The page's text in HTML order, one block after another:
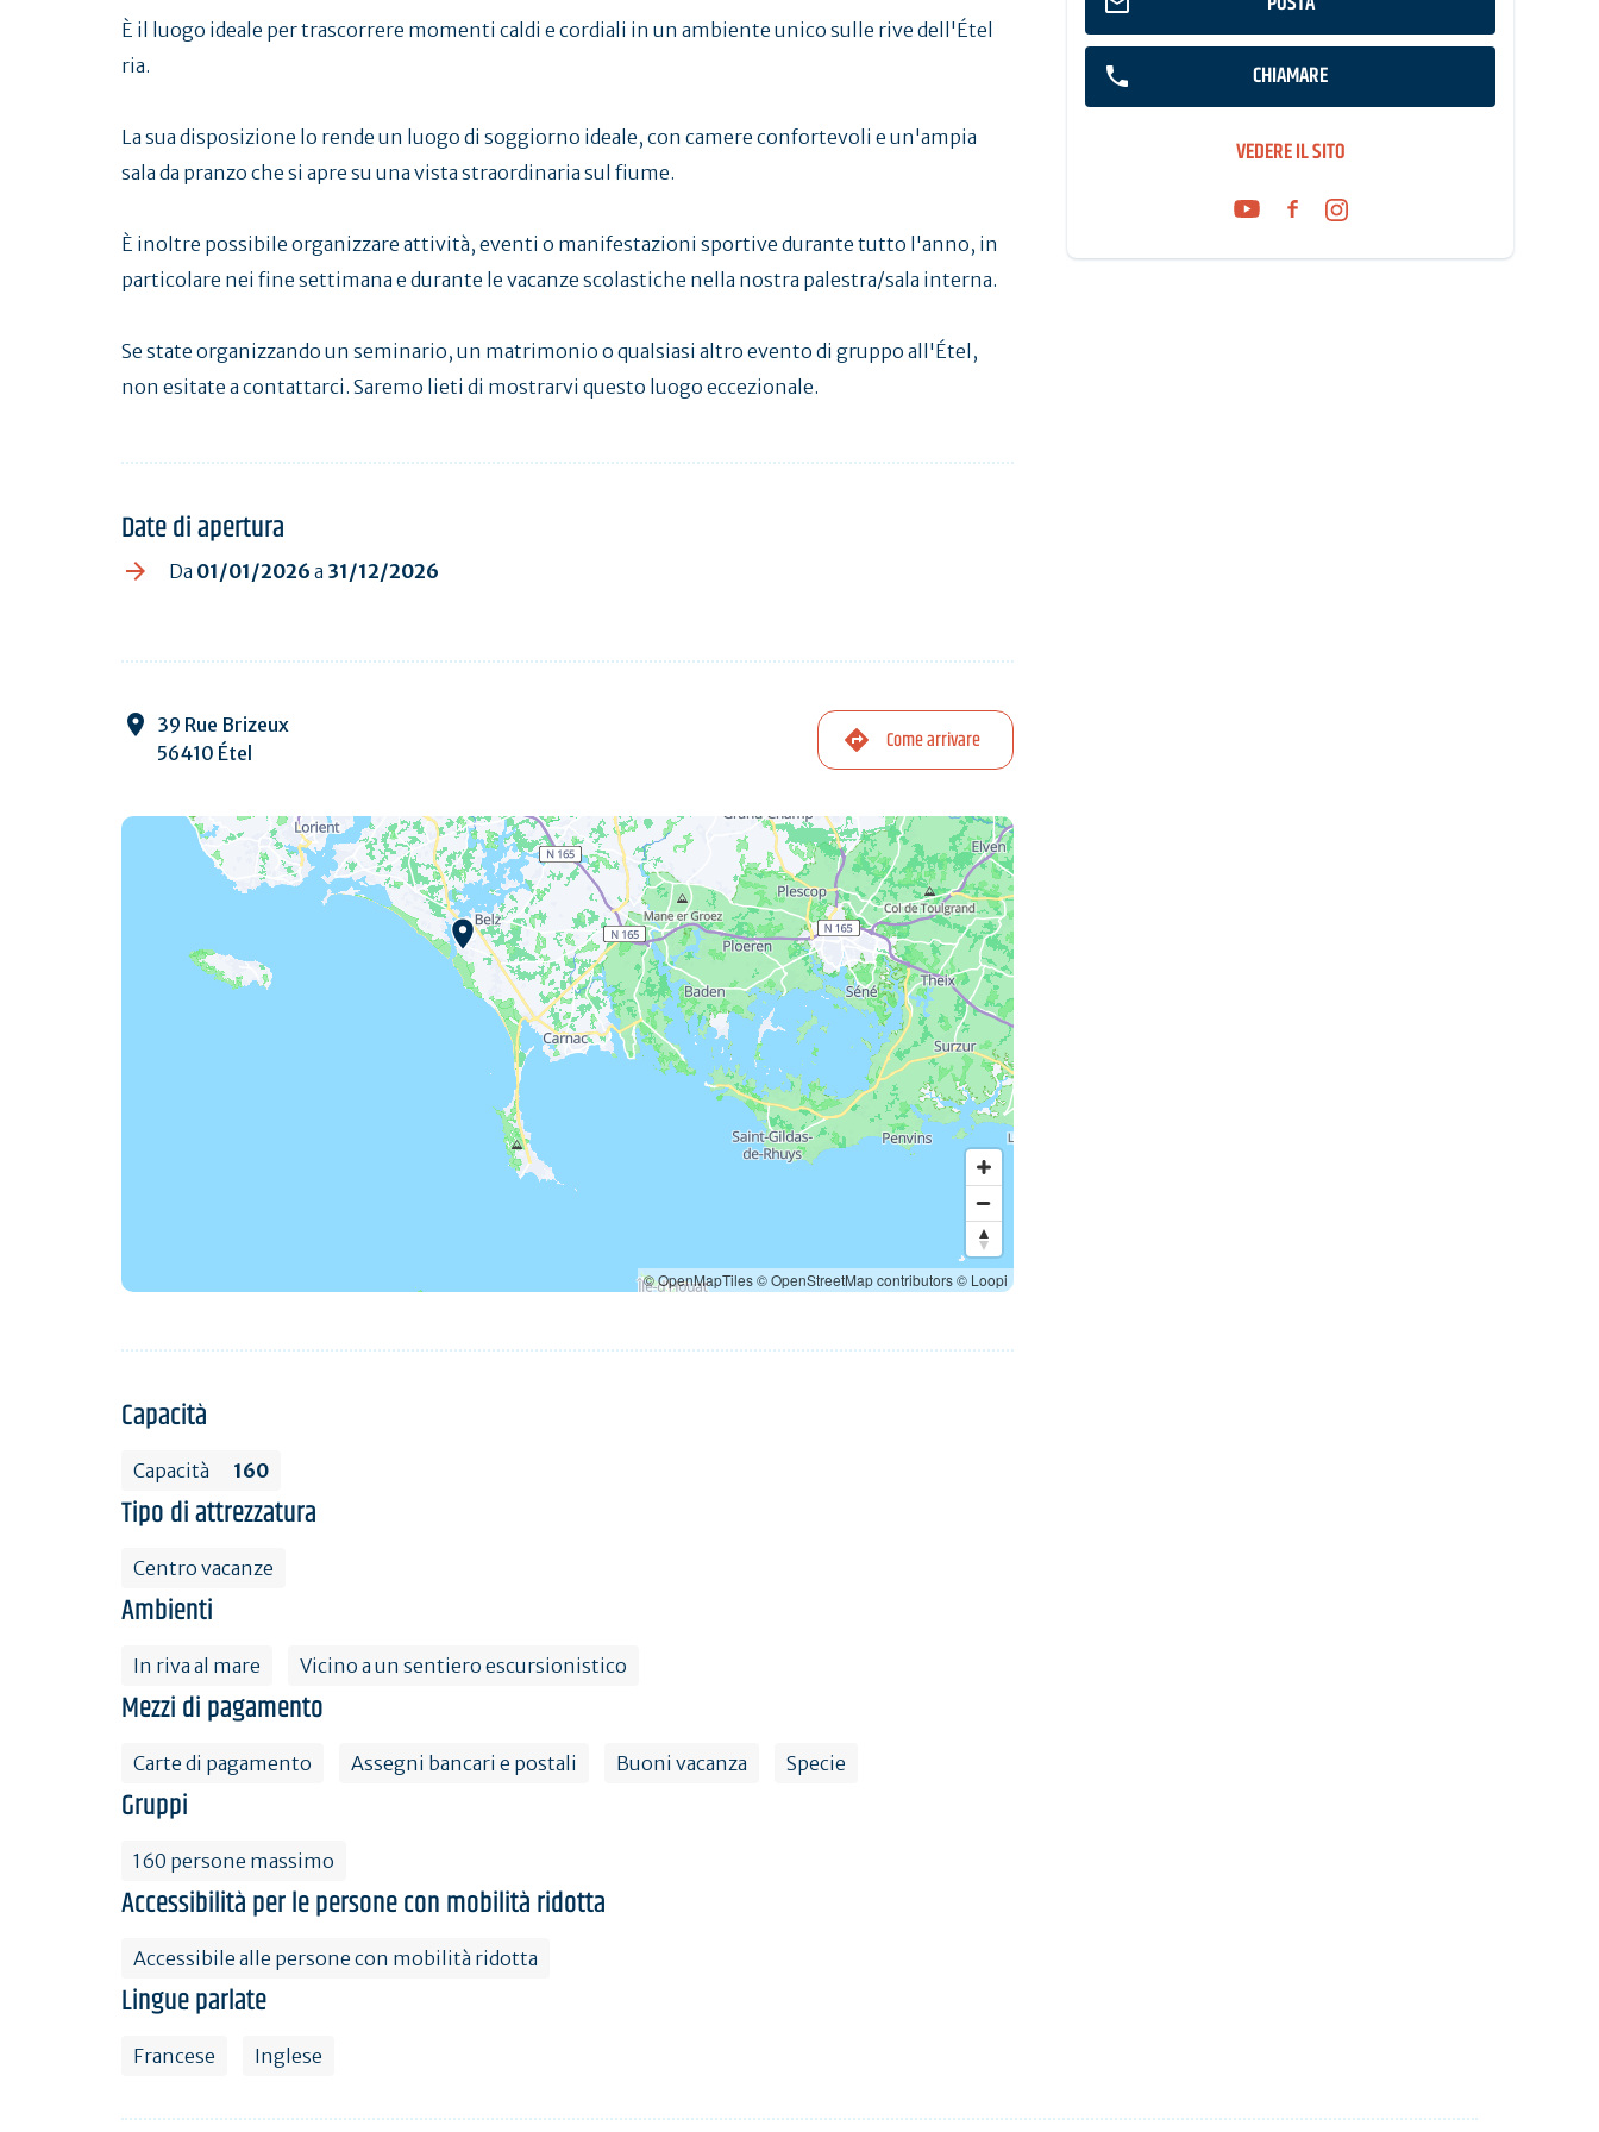
CHIAMARE
VEDERE IL SITO
È il luogo ideale per trascorrere momenti caldi e cordiali in un ambiente unico sulle rive dell'Étel
ria.
La sua disposizione lo rende un luogo di soggiorno ideale, con camere confortevoli e un'ampia
sala da pranzo che si apre su una vista straordinaria sul fiume.
È inoltre possibile organizzare attività, eventi o manifestazioni sportive durante tutto l'anno, in
particolare nei fine settimana e durante le vacanze scolastiche nella nostra palestra/sala interna.
Se state organizzando un seminario, un matrimonio o qualsiasi altro evento di gruppo all'Étel,
non esitate a contattarci. Saremo lieti di mostrarvi questo luogo eccezionale.
Date di apertura
Da 01/01/2026 a 31/12/2026
39 Rue Brizeux
56410 Étel
Come arrivare
© OpenMapTiles© OpenStreetMap contributors© Loopi
Capacità
Capacità 160
Tipo di attrezzatura
Centro vacanze
Ambienti
In riva al mare Vicino a un sentiero escursionistico
Mezzi di pagamento
Carte di pagamento Assegni bancari e postali Buoni vacanza Specie
Gruppi
160 persone massimo
Accessibilità per le persone con mobilità ridotta
Accessibile alle persone con mobilità ridotta
Lingue parlate
Francese Inglese